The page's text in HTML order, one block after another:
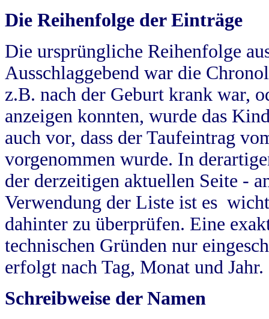
Die Reihenfolge der Einträge
Die ursprüngliche Reihenfolge
Ausschlaggebend war die
z.B. nach der Geburt krank war,
anzeigen konnten, wurde das
auch vor, dass der Taufeintrag
vorgenommen wurde. In
der derzeitigen aktuellen Seite -
Verwendung der Liste ist es
dahinter zu überprüfen. Eine
technischen Gründen nur
erfolgt nach Tag, Monat und Jahr.
Schreibweise der Namen